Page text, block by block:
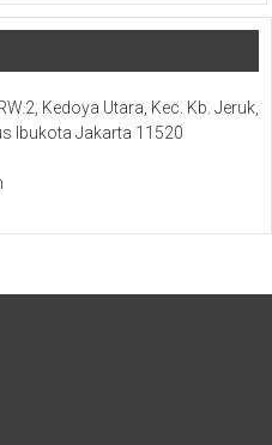
Kedoya Utara, Kec. Kb. Jeruk,
Ibukota Jakarta 11520